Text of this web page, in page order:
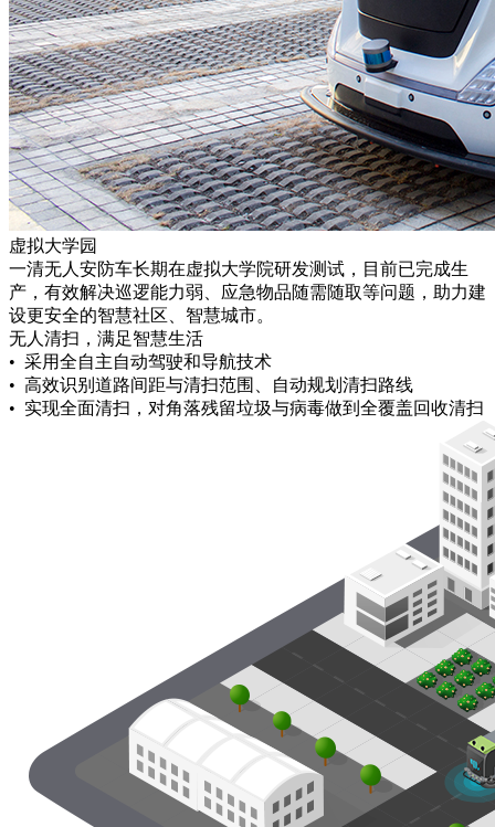
虚拟大学园
一清无人安防车长期在虚拟大学院研发测试，目前已完成生
产，有效解决巡逻能力弱、应急物品随需随取等问题，助力建
设更安全的智慧社区、智慧城市。
无人清扫，满足智慧生活
• 采用全自主自动驾驶和导航技术
• 高效识别道路间距与清扫范围、自动规划清扫路线
• 实现全面清扫，对角落残留垃圾与病毒做到全覆盖回收清扫